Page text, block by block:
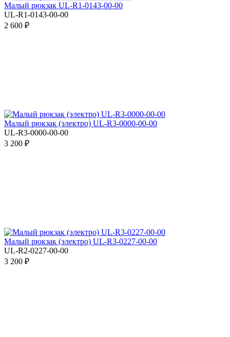
Малый рюкзак UL-R1-0143-00-00
UL-R1-0143-00-00
2 600 ₽
Малый рюкзак (электро) UL-R3-0000-00-00
UL-R3-0000-00-00
3 200 ₽
Малый рюкзак (электро) UL-R3-0227-00-00
UL-R2-0227-00-00
3 200 ₽